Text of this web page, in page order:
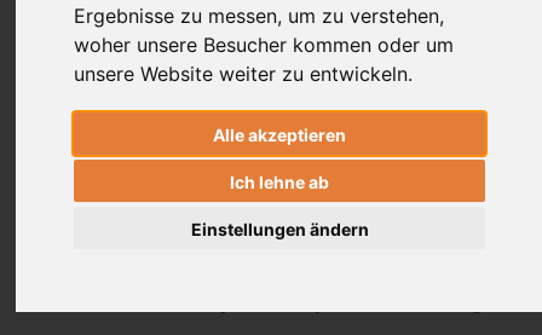
Ergebnisse zu messen, um zu verstehen,
woher unsere Besucher kommen oder um
unsere Website weiter zu entwickeln.
Alle akzeptieren
Ich lehne ab
Einstellungen ändern
Margit Schneider
24 UE
Kultiviere eine neue Tiefe in Deiner Deine
Yogapraxis. Dr. Ronald Steiner bringt Dir
jede Woche einen spannenden Aspekt des
körperlichen oder feinstofflichen
dann in Deine Mysore Style Praxis tragen.